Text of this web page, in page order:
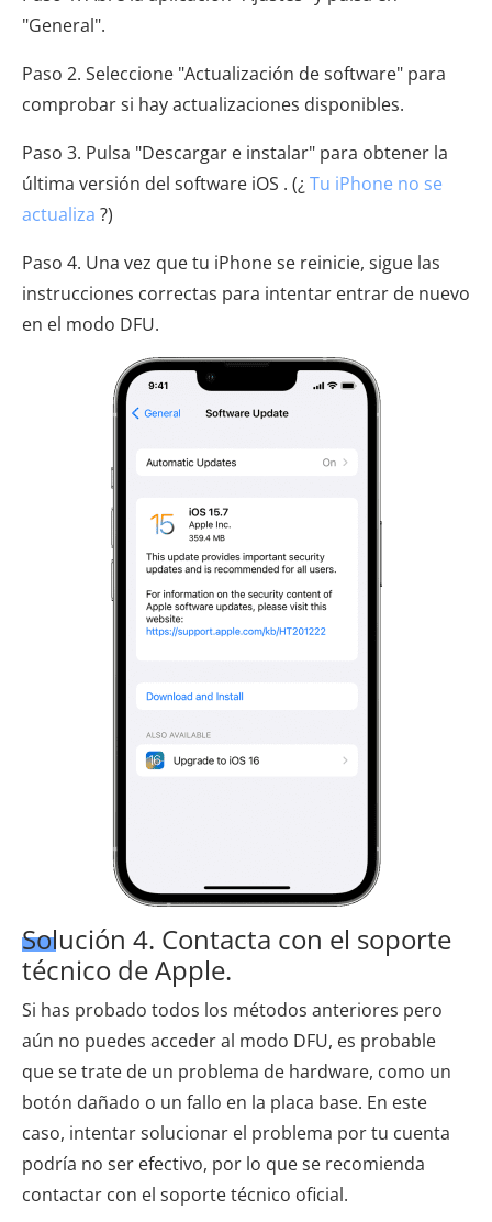
"General".
Paso 2. Seleccione "Actualización de software" para
comprobar si hay actualizaciones disponibles.
Paso 3. Pulsa "Descargar e instalar" para obtener la
última versión del software iOS . (¿ Tu iPhone no se
actualiza ?)
Paso 4. Una vez que tu iPhone se reinicie, sigue las
instrucciones correctas para intentar entrar de nuevo
en el modo DFU.
Solución 4. Contacta con el soporte
técnico de Apple.
Si has probado todos los métodos anteriores pero
aún no puedes acceder al modo DFU, es probable
que se trate de un problema de hardware, como un
botón dañado o un fallo en la placa base. En este
caso, intentar solucionar el problema por tu cuenta
podría no ser efectivo, por lo que se recomienda
contactar con el soporte técnico oficial.